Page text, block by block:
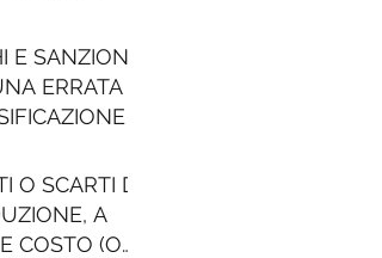
E SANZIONI
ERRATA
O SCARTI DI
A
COSTO (O